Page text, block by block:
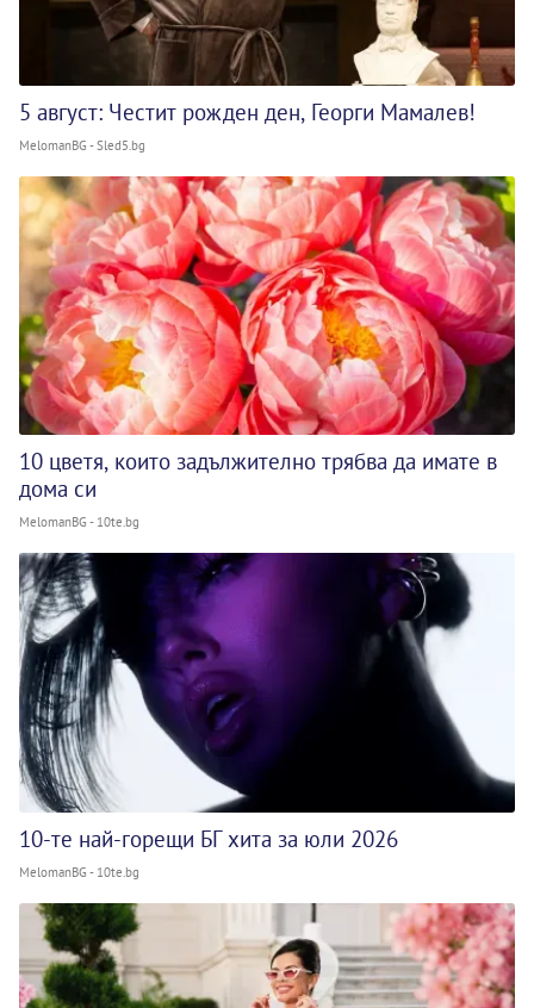
5 август: Честит рожден ден, Георги Мамалев!
MelomanBG - Sled5.bg
10 цветя, които задължително трябва да имате в
дома си
MelomanBG - 10te.bg
10-те най-горещи БГ хита за юли 2026
MelomanBG - 10te.bg